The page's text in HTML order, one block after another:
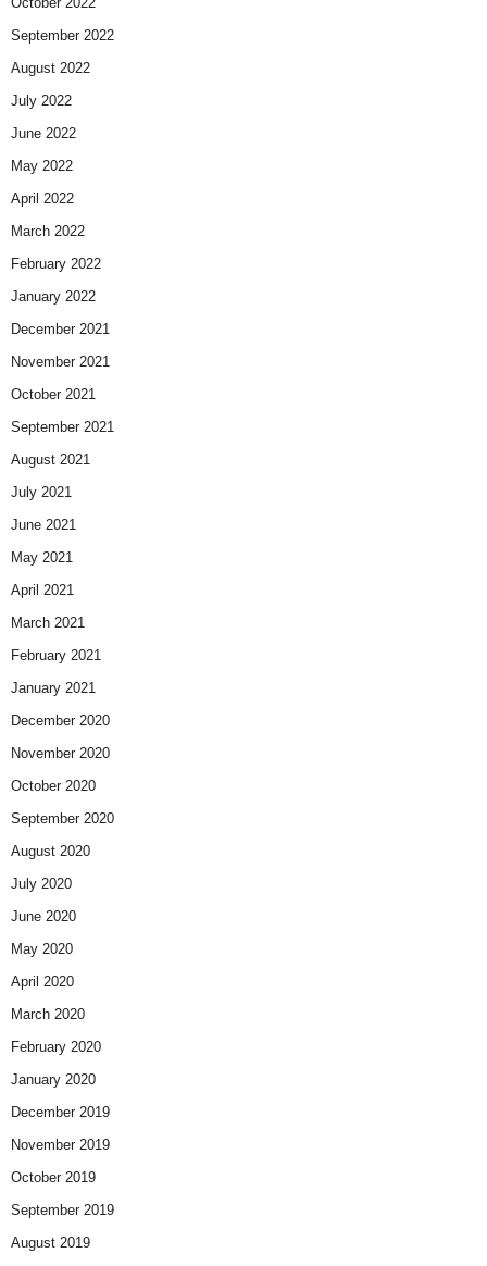
September 2022
August 2022
July 2022
June 2022
May 2022
April 2022
March 2022
February 2022
January 2022
December 2021
November 2021
October 2021
September 2021
August 2021
July 2021
June 2021
May 2021
April 2021
March 2021
February 2021
January 2021
December 2020
November 2020
October 2020
September 2020
August 2020
July 2020
June 2020
May 2020
April 2020
March 2020
February 2020
January 2020
December 2019
November 2019
October 2019
September 2019
August 2019